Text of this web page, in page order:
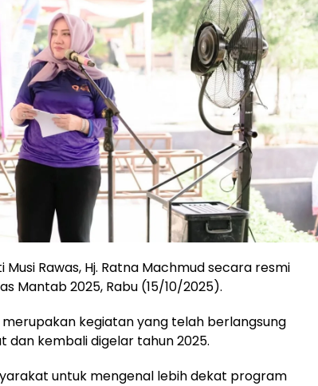
Musi Rawas, Hj. Ratna Machmud secara resmi
Mantab 2025, Rabu (15/10/2025).
merupakan kegiatan yang telah berlangsung
kembali digelar tahun 2025.
untuk mengenal lebih dekat program